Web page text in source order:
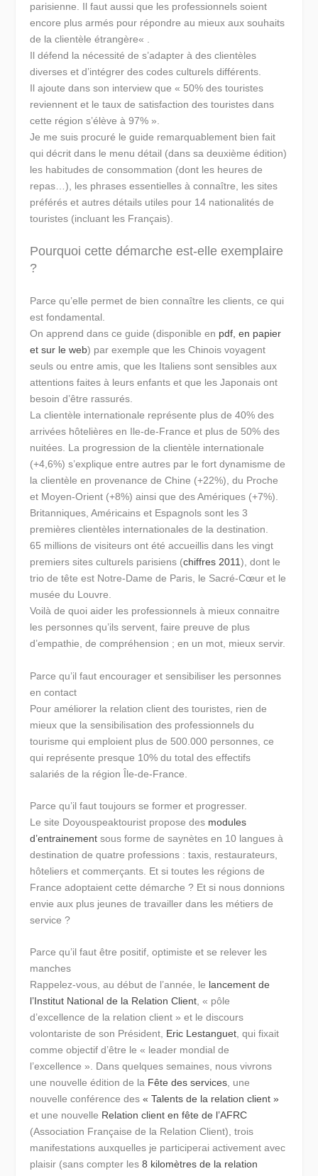
parisienne. Il faut aussi que les professionnels soient
encore plus armés pour répondre au mieux aux souhaits
de la clientèle étrangère« .
Il défend la nécessité de s’adapter à des clientèles
diverses et d’intégrer des codes culturels différents.
Il ajoute dans son interview que« 50% des touristes
reviennent et le taux de satisfaction des touristes dans
cette région s’élève à 97% ».
Je me suis procuré le guide remarquablement bien fait
qui décrit dans le menu détail (dans sa deuxième édition)
les habitudes de consommation (dont les heures de
repas…), les phrases essentielles à connaître, les sites
préférés et autres détails utiles pour 14 nationalités de
touristes (incluant les Français).
Pourquoi cette démarche est-elle exemplaire
?
Parce qu’elle permet de bien connaître les clients, ce qui
est fondamental.
On apprend dans ce guide (disponible en pdf, en papier
et sur le web) par exemple que les Chinois voyagent
seuls ou entre amis, que les Italiens sont sensibles aux
attentions faites à leurs enfants et que les Japonais ont
besoin d’être rassurés.
La clientèle internationale représente plus de 40% des
arrivées hôtelières en Ile-de-France et plus de 50% des
nuitées. La progression de la clientèle internationale
(+4,6%) s’explique entre autres par le fort dynamisme de
la clientèle en provenance de Chine (+22%), du Proche
et Moyen-Orient (+8%) ainsi que des Amériques (+7%).
Britanniques, Américains et Espagnols sont les 3
premières clientèles internationales de la destination.
65 millions de visiteurs ont été accueillis dans les vingt
premiers sites culturels parisiens (chiffres 2011), dont le
trio de tête est Notre-Dame de Paris, le Sacré-Cœur et le
musée du Louvre.
Voilà de quoi aider les professionnels à mieux connaitre
les personnes qu’ils servent, faire preuve de plus
d’empathie, de compréhension ; en un mot, mieux servir.
Parce qu’il faut encourager et sensibiliser les personnes
en contact
Pour améliorer la relation client des touristes, rien de
mieux que la sensibilisation des professionnels du
tourisme qui emploient plus de 500.000 personnes, ce
qui représente presque 10% du total des effectifs
salariés de la région Île-de-France.
Parce qu’il faut toujours se former et progresser.
Le site Doyouspeaktourist propose des modules
d’entrainement sous forme de saynètes en 10 langues à
destination de quatre professions : taxis, restaurateurs,
hôteliers et commerçants. Et si toutes les régions de
France adoptaient cette démarche ? Et si nous donnions
envie aux plus jeunes de travailler dans les métiers de
service ?
Parce qu’il faut être positif, optimiste et se relever les
manches
Rappelez-vous, au début de l’année, le lancement de
l’Institut National de la Relation Client, « pôle
d’excellence de la relation client » et le discours
volontariste de son Président, Eric Lestanguet, qui fixait
comme objectif d’être le « leader mondial de
l’excellence ». Dans quelques semaines, nous vivrons
une nouvelle édition de la Fête des services, une
nouvelle conférence des« Talents de la relation client »
et une nouvelle Relation client en fête de l’AFRC
(Association Française de la Relation Client), trois
manifestations auxquelles je participerai activement avec
plaisir (sans compter les8 kilomètres de la relation